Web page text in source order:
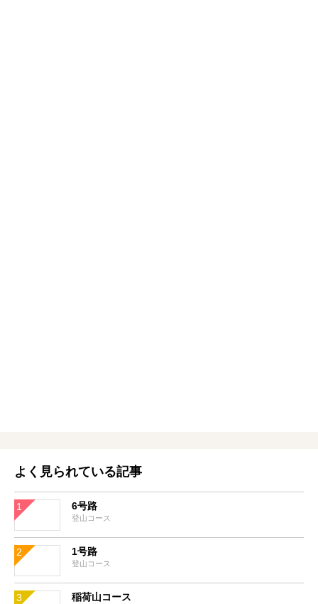
よく見られている記事
6号路
登山コース
1号路
登山コース
稲荷山コース